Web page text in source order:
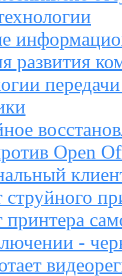
развития
Open
принтера
-